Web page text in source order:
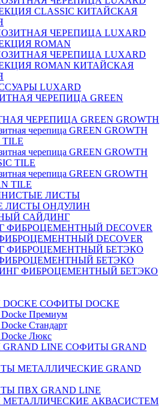
CLASSIC КИТАЙСКАЯ
ЧЕРЕПИЦА LUXARD
ROMAN
ЧЕРЕПИЦА LUXARD
ROMAN КИТАЙСКАЯ
LUXARD
ЧЕРЕПИЦА GREEN GROWTH
черепица GREEN GROWTH
TILE
черепица GREEN GROWTH
TILE
черепица GREEN GROWTH
TILE
ЛИСТЫ
ЛИСТЫ ОНДУЛИН
САЙДИНГ
DECOVER
БЕТЭКО
ФИБРОЦЕМЕНТНЫЙ БЕТЭКО
СОФИТЫ DOCKE
Премиум
Стандарт
Люкс
СОФИТЫ GRAND
МЕТАЛЛИЧЕСКИЕ GRAND
ПВХ GRAND LINE